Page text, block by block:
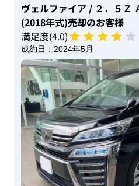
ヴェルファイア / ２．５Ｚ
(2018年式)売却のお客様
満足度(4.0)
成約日： 2024年5月